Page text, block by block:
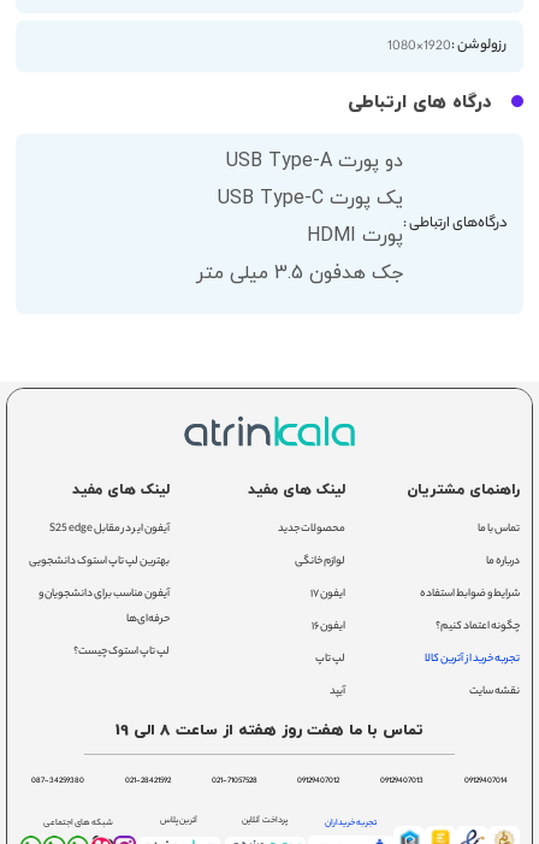
رزولوشن :1920×1080
درگاه های ارتباطی
درگاه‌های ارتباطی :
دو پورت USB Type-A
یک پورت USB Type-C
پورت HDMI
جک هدفون 3.5 میلی متر
راهنمای مشتریان
تماس با ما
درباره ما
شرایط و ضوابط استفاده
چگونه اعتماد کنیم؟
تجربه خرید از آترین کالا
نقشه سایت
لینک های مفید
محصولات جدید
لوازم خانگی
ایفون ۱۷
ایفون ۱۶
لپ تاپ
آیپد
لینک های مفید
آیفون ایر در مقابل S25 edge
بهترین لپ تاپ استوک دانشجویی
آیفون مناسب برای دانشجویان و
حرفه‌ای‌ها
لپ تاپ استوک چیست؟
تماس با ما هفت روز هفته از ساعت 8 الی 19
09129407014
09129407013
09129407012
021-71057528
021-28421592
087-34259380
تجربه خریداران پرداخت آنلاین آترین پلاس شبکه های اجتماعی